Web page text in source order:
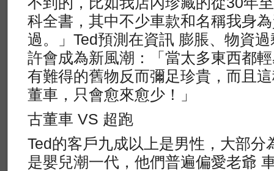
科全書，其中不少車款和名稱我身
過。」Ted預測在資訊 膨脹、物資
許會成為新風潮：「當太多東西都
有難得的舊物反而彌足珍貴，而且
董車，只會愈來愈少！」
古董車 VS 超跑
Ted的客戶九成以上是男性，大部分
是嬰兒潮一代，他們普遍偏愛老爺